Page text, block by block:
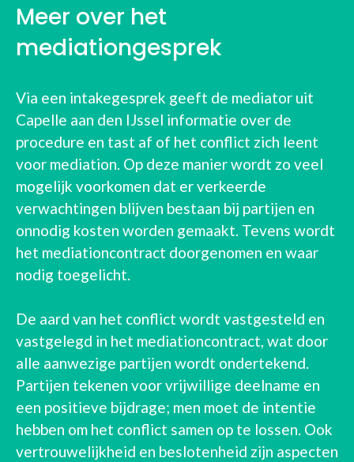
Meer over het
mediationgesprek
Via een intakegesprek geeft de mediator uit
Capelle aan den IJssel informatie over de
procedure en tast af of het conflict zich leent
voor mediation. Op deze manier wordt zo veel
mogelijk voorkomen dat er verkeerde
verwachtingen blijven bestaan bij partijen en
onnodig kosten worden gemaakt. Tevens wordt
het mediationcontract doorgenomen en waar
nodig toegelicht.
De aard van het conflict wordt vastgesteld en
vastgelegd in het mediationcontract, wat door
alle aanwezige partijen wordt ondertekend.
Partijen tekenen voor vrijwillige deelname en
een positieve bijdrage; men moet de intentie
hebben om het conflict samen op te lossen. Ook
vertrouwelijkheid en beslotenheid zijn aspecten